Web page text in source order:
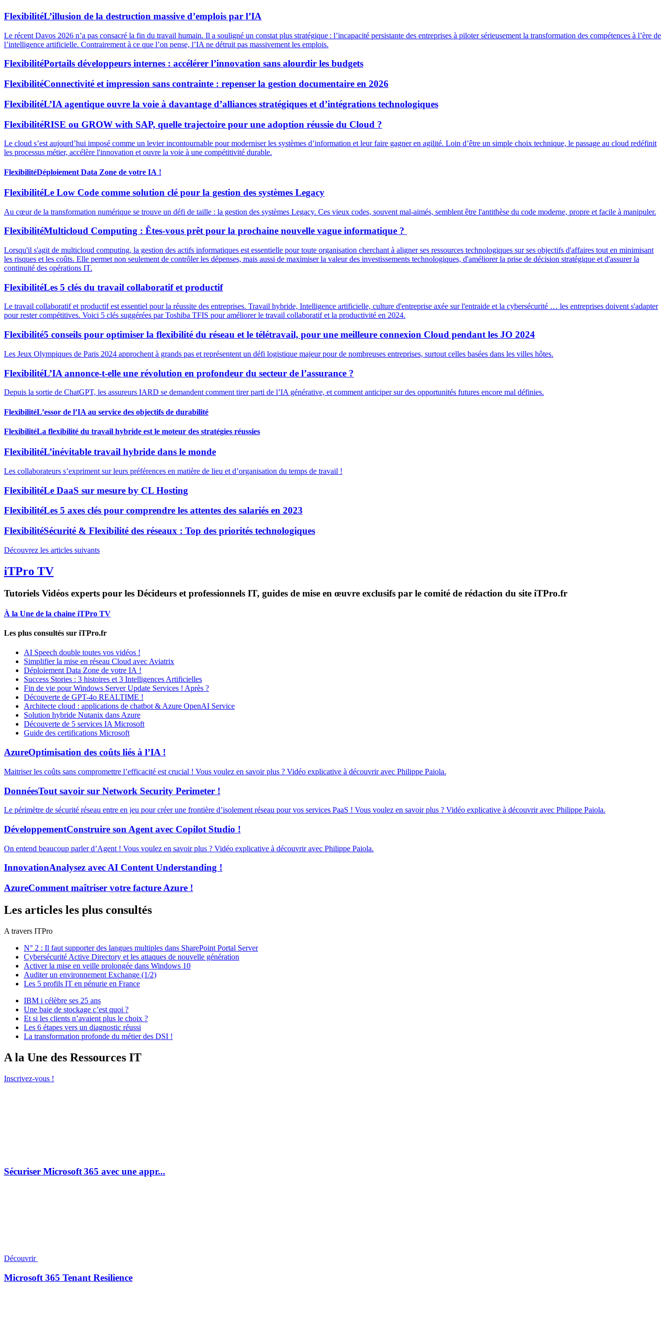
FlexibilitéL’illusion de la destruction massive d’emplois par l’IA
Le récent Davos 2026 n’a pas consacré la fin du travail humain. Il a souligné un constat plus stratégique : l’incapacité persistante des entreprises à piloter sérieusement la transformation des compétences à l’ère de
l’intelligence artificielle. Contrairement à ce que l’on pense, l’IA ne détruit pas massivement les emplois.
FlexibilitéPortails développeurs internes : accélérer l’innovation sans alourdir les budgets
FlexibilitéConnectivité et impression sans contrainte : repenser la gestion documentaire en 2026
FlexibilitéL’IA agentique ouvre la voie à davantage d’alliances stratégiques et d’intégrations technologiques
FlexibilitéRISE ou GROW with SAP, quelle trajectoire pour une adoption réussie du Cloud ?
Le cloud s’est aujourd’hui imposé comme un levier incontournable pour moderniser les systèmes d’information et leur faire gagner en agilité. Loin d’être un simple choix technique, le passage au cloud redéfinit
les processus métier, accélère l'innovation et ouvre la voie à une compétitivité durable.
FlexibilitéDéploiement Data Zone de votre IA !
FlexibilitéLe Low Code comme solution clé pour la gestion des systèmes Legacy
Au cœur de la transformation numérique se trouve un défi de taille : la gestion des systèmes Legacy. Ces vieux codes, souvent mal-aimés, semblent être l'antithèse du code moderne, propre et facile à manipuler.
FlexibilitéMulticloud Computing : Êtes-vous prêt pour la prochaine nouvelle vague informatique ?
Lorsqu'il s'agit de multicloud computing, la gestion des actifs informatiques est essentielle pour toute organisation cherchant à aligner ses ressources technologiques sur ses objectifs d'affaires tout en minimisant
les risques et les coûts. Elle permet non seulement de contrôler les dépenses, mais aussi de maximiser la valeur des investissements technologiques, d'améliorer la prise de décision stratégique et d'assurer la
continuité des opérations IT.
FlexibilitéLes 5 clés du travail collaboratif et productif
Le travail collaboratif et productif est essentiel pour la réussite des entreprises. Travail hybride, Intelligence artificielle, culture d'entreprise axée sur l'entraide et la cybersécurité … les entreprises doivent s'adapter
pour rester compétitives. Voici 5 clés suggérées par Toshiba TFIS pour améliorer le travail collaboratif et la productivité en 2024.
Flexibilité5 conseils pour optimiser la flexibilité du réseau et le télétravail, pour une meilleure connexion Cloud pendant les JO 2024
Les Jeux Olympiques de Paris 2024 approchent à grands pas et représentent un défi logistique majeur pour de nombreuses entreprises, surtout celles basées dans les villes hôtes.
FlexibilitéL’IA annonce-t-elle une révolution en profondeur du secteur de l’assurance ?
Depuis la sortie de ChatGPT, les assureurs IARD se demandent comment tirer parti de l’IA générative, et comment anticiper sur des opportunités futures encore mal définies.
FlexibilitéL’essor de l’IA au service des objectifs de durabilité
FlexibilitéLa flexibilité du travail hybride est le moteur des stratégies réussies
FlexibilitéL’inévitable travail hybride dans le monde
Les collaborateurs s’expriment sur leurs préférences en matière de lieu et d’organisation du temps de travail !
FlexibilitéLe DaaS sur mesure by CL Hosting
FlexibilitéLes 5 axes clés pour comprendre les attentes des salariés en 2023
FlexibilitéSécurité & Flexibilité des réseaux : Top des priorités technologiques
Découvrez les articles suivants
iTPro TV
Tutoriels Vidéos experts pour les Décideurs et professionnels IT, guides de mise en œuvre exclusifs par le comité de rédaction du site iTPro.fr
À la Une de la chaine iTPro TV
Les plus consultés sur iTPro.fr
AI Speech double toutes vos vidéos !
Simplifier la mise en réseau Cloud avec Aviatrix
Déploiement Data Zone de votre IA !
Success Stories : 3 histoires et 3 Intelligences Artificielles
Fin de vie pour Windows Server Update Services ! Après ?
Découverte de GPT-4o REALTIME !
Architecte cloud : applications de chatbot & Azure OpenAI Service
Solution hybride Nutanix dans Azure
Découverte de 5 services IA Microsoft
Guide des certifications Microsoft
AzureOptimisation des coûts liés à l’IA !
Maitriser les coûts sans compromettre l’efficacité est crucial ! Vous voulez en savoir plus ? Vidéo explicative à découvrir avec Philippe Paiola.
DonnéesTout savoir sur Network Security Perimeter !
Le périmètre de sécurité réseau entre en jeu pour créer une frontière d’isolement réseau pour vos services PaaS ! Vous voulez en savoir plus ? Vidéo explicative à découvrir avec Philippe Paiola.
DéveloppementConstruire son Agent avec Copilot Studio !
On entend beaucoup parler d’Agent ! Vous voulez en savoir plus ? Vidéo explicative à découvrir avec Philippe Paiola.
InnovationAnalysez avec AI Content Understanding !
AzureComment maîtriser votre facture Azure !
Les articles les plus consultés
A travers ITPro
N° 2 : Il faut supporter des langues multiples dans SharePoint Portal Server
Cybersécurité Active Directory et les attaques de nouvelle génération
Activer la mise en veille prolongée dans Windows 10
Auditer un environnement Exchange (1/2)
Les 5 profils IT en pénurie en France
IBM i célèbre ses 25 ans
Une baie de stockage c’est quoi ?
Et si les clients n’avaient plus le choix ?
Les 6 étapes vers un diagnostic réussi
La transformation profonde du métier des DSI !
A la Une des Ressources IT
Inscrivez-vous !
Sécuriser Microsoft 365 avec une appr...
Découvrir
Microsoft 365 Tenant Resilience